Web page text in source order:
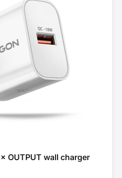
OUTPUT wall charger